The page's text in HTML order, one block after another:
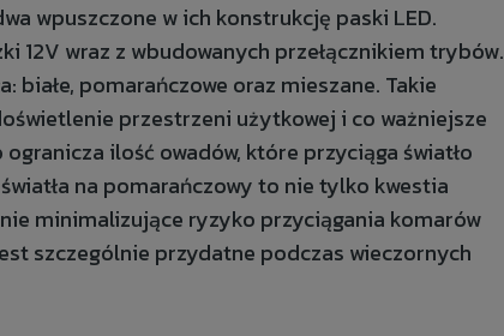
wpuszczone w ich konstrukcję paski LED.
12V wraz z wbudowanych przełącznikiem trybów.
białe, pomarańczowe oraz mieszane. Takie
przestrzeni użytkowej i co ważniejsze
ilość owadów, które przyciąga światło
na pomarańczowy to nie tylko kwestia
minimalizujące ryzyko przyciągania komarów
szczególnie przydatne podczas wieczornych